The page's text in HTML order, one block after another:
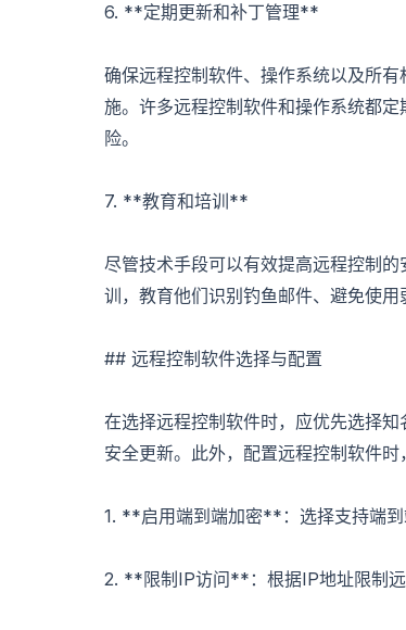
6. **定期更新和补丁管理**
确保远程控制软件、操作系统以及所
施。许多远程控制软件和操作系统都
险。
7. **教育和培训**
尽管技术手段可以有效提高远程控制
训，教育他们识别钓鱼邮件、避免使
## 远程控制软件选择与配置
在选择远程控制软件时，应优先选择
安全更新。此外，配置远程控制软件时
1. **启用端到端加密**：选择支持端到
2. **限制IP访问**：根据IP地址限制远